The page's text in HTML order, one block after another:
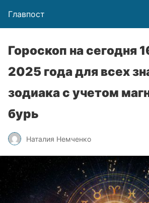
Главпост
Гороскоп на сегодня
2025 года для всех
зодиака с учетом
бурь
Наталия Немченко